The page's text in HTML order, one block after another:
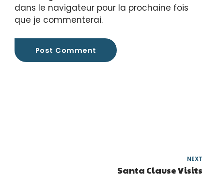
dans le navigateur pour la prochaine fois
que je commenterai.
Post Comment
NEXT
Santa Clause Visits